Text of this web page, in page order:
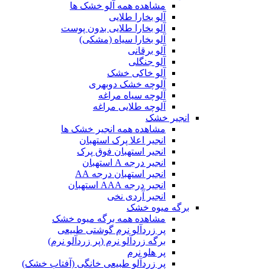
مشاهده همه آلو خشک ها
آلو بخارا طلایی
آلو بخارا طلایی بدون پوست
آلو بخارا سیاه (مشکی)
آلو برقانی
آلو جنگلی
آلو خاکی خشک
آلوچه خشک دوبهری
آلوچه سیاه مراغه
آلوچه طلایی مراغه
انجیر خشک
مشاهده همه انجیر خشک ها
انجیر اعلا پرک استهبان
انجیر استهبان فوق پرک
انجیر درجه A استهبان
انجیر استهبان درجه AA
انجیر درجه AAA استهبان
انجیر آردی نخی
برگه میوه خشک
مشاهده همه برگه میوه خشک
پر زردآلو نرم گوشتی طبیعی
برگه زردآلو نرم (پر زردآلو نرم)
پر هلو نرم
پر زردآلو طبیعی خانگی (آفتاب خشک)